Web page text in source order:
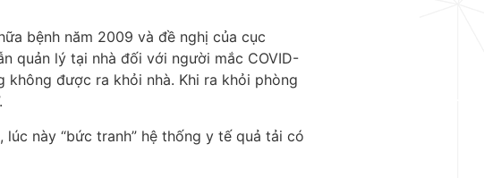
bệnh năm 2009 và đề nghị của cục
quản lý tại nhà đối với người mắc COVID-
không được ra khỏi nhà. Khi ra khỏi phòng
này “bức tranh” hệ thống y tế quả tải có